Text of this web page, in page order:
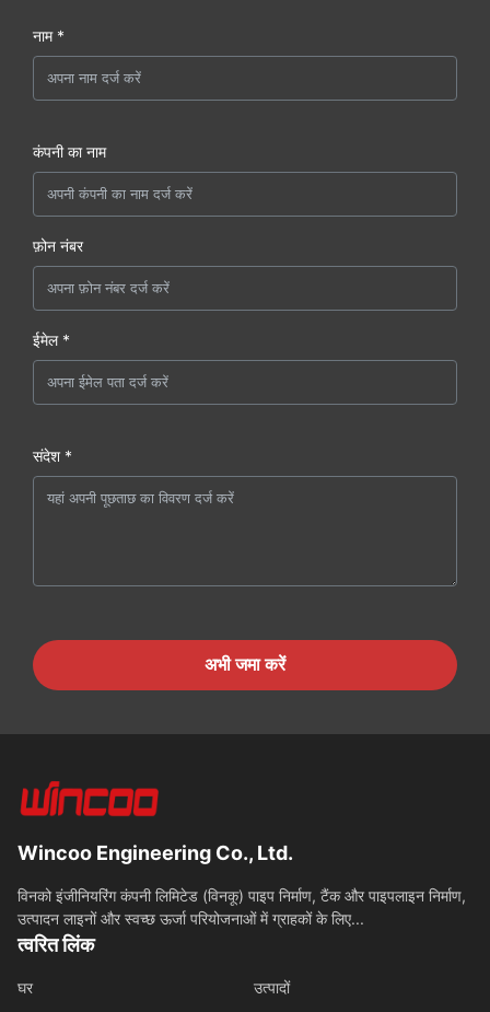
नाम *
कंपनी का नाम
फ़ोन नंबर
ईमेल *
संदेश *
अभी जमा करें
Wincoo Engineering Co., Ltd.
विनको इंजीनियरिंग कंपनी लिमिटेड (विनकू) पाइप निर्माण, टैंक और पाइपलाइन निर्माण,
उत्पादन लाइनों और स्वच्छ ऊर्जा परियोजनाओं में ग्राहकों के लिए...
त्वरित लिंक
घर उत्पादों